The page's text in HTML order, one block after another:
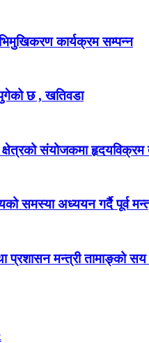
कार्यक्रम सम्पन्न
छ , खतिवडा
संयोजकमा हृदयविक्रम
समस्या अध्ययन गर्दै पूर्व
प्रशासन मन्त्री तामाङ्को